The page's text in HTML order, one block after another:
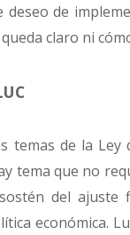
deseo de
claro ni
temas de la Ley
tema que no
del ajuste
económica.